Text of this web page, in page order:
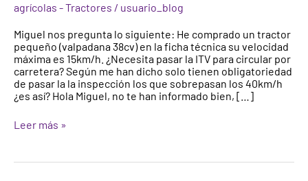
agrícolas - Tractores / usuario_blog
Miguel nos pregunta lo siguiente: He comprado un tractor
pequeño (valpadana 38cv) en la ficha técnica su velocidad
máxima es 15km/h. ¿Necesita pasar la ITV para circular por
carretera? Según me han dicho solo tienen obligatoriedad
de pasar la la inspección los que sobrepasan los 40km/h
¿es así? Hola Miguel, no te han informado bien, […]
ITV
circular
por
carretera?
Leer más »